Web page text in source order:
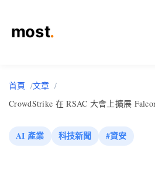
首頁
文章
CrowdStrike 在 RSAC 大會上擴展
AI 產業 科技新聞 #資安